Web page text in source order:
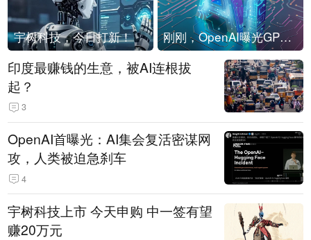
宇树科技，今日打新！ 刚刚，OpenAI曝光GPT-6！传10万亿参数，8月强行发布
印度最赚钱的生意，被AI连根拔
起？
3
OpenAI首曝光：AI集会复活密谋网
攻，人类被迫急刹车
4
宇树科技上市 今天申购 中一签有望
赚20万元